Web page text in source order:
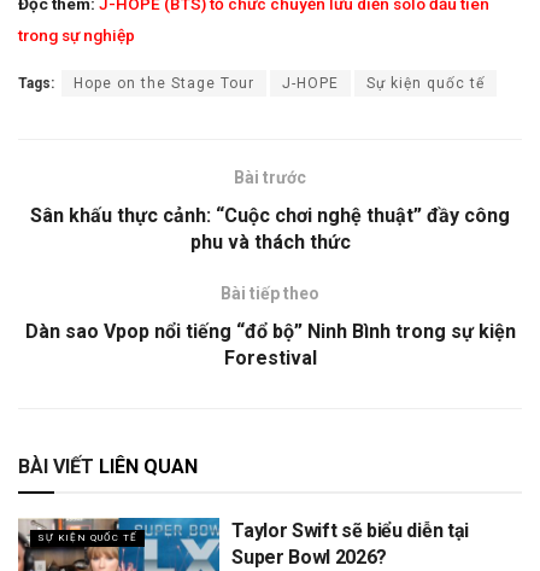
Đọc thêm: J-HOPE (BTS) tổ chức chuyến lưu diễn solo đầu tiên
trong sự nghiệp
Tags: Hope on the Stage Tour J-HOPE Sự kiện quốc tế
Bài trước
Sân khấu thực cảnh: “Cuộc chơi nghệ thuật” đầy công
phu và thách thức
Bài tiếp theo
Dàn sao Vpop nổi tiếng “đổ bộ” Ninh Bình trong sự kiện
Forestival
BÀI VIẾT LIÊN QUAN
SỰ KIỆN QUỐC TẾ
Taylor Swift sẽ biểu diễn tại
Super Bowl 2026?